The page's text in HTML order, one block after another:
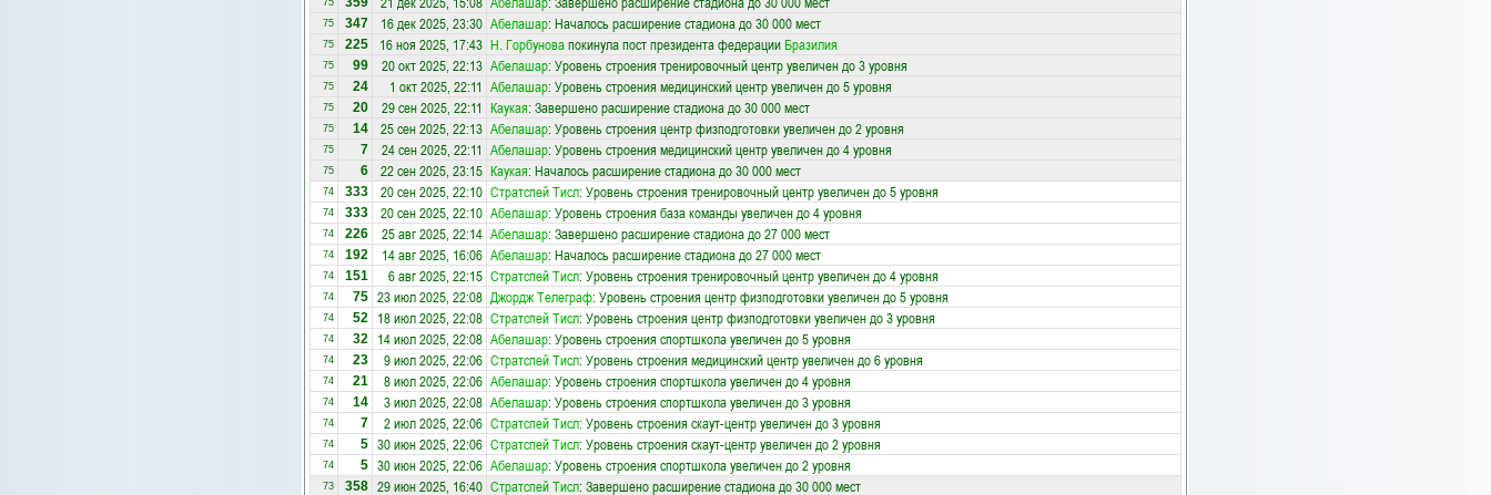
75
75 347 16 дек 2025, 23:30 Абелашар: Началось расширение стадиона до 30 000 мест
75 225 16 ноя 2025, 17:43 Н. Горбуновапокинула пост президента федерацииБразилия
75 99 20 окт 2025, 22:13 Абелашар: Уровень строения тренировочный центр увеличен до 3 уровня
75 24 1 окт 2025, 22:11 Абелашар: Уровень строения медицинский центр увеличен до 5 уровня
75 20 29 сен 2025, 22:11 Каукая: Завершено расширение стадиона до 30 000 мест
75 14 25 сен 2025, 22:13 Абелашар: Уровень строения центр физподготовки увеличен до 2 уровня
75 7 24 сен 2025, 22:11 Абелашар: Уровень строения медицинский центр увеличен до 4 уровня
75 6 22 сен 2025, 23:15 Каукая: Началось расширение стадиона до 30 000 мест
74 333 20 сен 2025, 22:10 Стратспей Тисл: Уровень строения тренировочный центр увеличен до 5 уровня
74 333 20 сен 2025, 22:10 Абелашар: Уровень строения база команды увеличен до 4 уровня
74 226 25 авг 2025, 22:14 Абелашар: Завершено расширение стадиона до 27 000 мест
74 192 14 авг 2025, 16:06 Абелашар: Началось расширение стадиона до 27 000 мест
74 151 6 авг 2025, 22:15 Стратспей Тисл: Уровень строения тренировочный центр увеличен до 4 уровня
74 75 23 июл 2025, 22:08 Джордж Телеграф: Уровень строения центр физподготовки увеличен до 5 уровня
74 52 18 июл 2025, 22:08 Стратспей Тисл: Уровень строения центр физподготовки увеличен до 3 уровня
74 32 14 июл 2025, 22:08 Абелашар: Уровень строения спортшкола увеличен до 5 уровня
74 23 9 июл 2025, 22:06 Стратспей Тисл: Уровень строения медицинский центр увеличен до 6 уровня
74 21 8 июл 2025, 22:06 Абелашар: Уровень строения спортшкола увеличен до 4 уровня
74 14 3 июл 2025, 22:08 Абелашар: Уровень строения спортшкола увеличен до 3 уровня
74 7 2 июл 2025, 22:06 Стратспей Тисл: Уровень строения скаут-центр увеличен до 3 уровня
74 5 30 июн 2025, 22:06 Стратспей Тисл: Уровень строения скаут-центр увеличен до 2 уровня
74 5 30 июн 2025, 22:06 Абелашар: Уровень строения спортшкола увеличен до 2 уровня
73 358 29 июн 2025, 16:40 Стратспей Тисл: Завершено расширение стадиона до 30 000 мест